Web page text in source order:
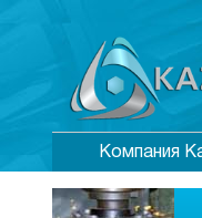
Компания